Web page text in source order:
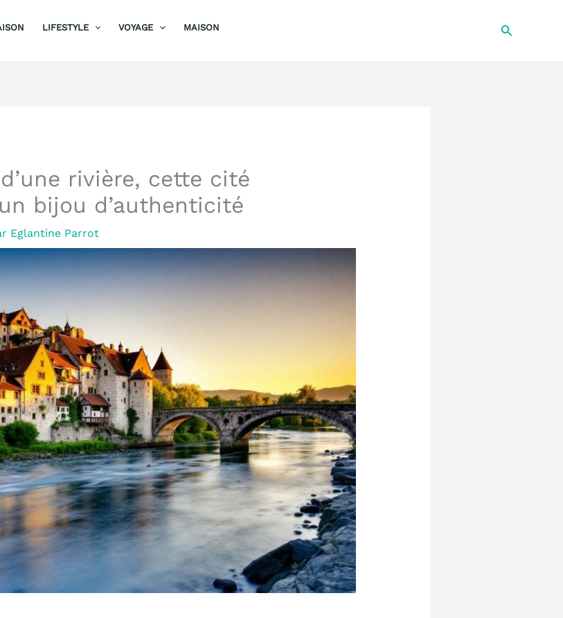
LIFESTYLE VOYAGE MAISON
rivière, cette cité
bijou d’authenticité
Eglantine Parrot